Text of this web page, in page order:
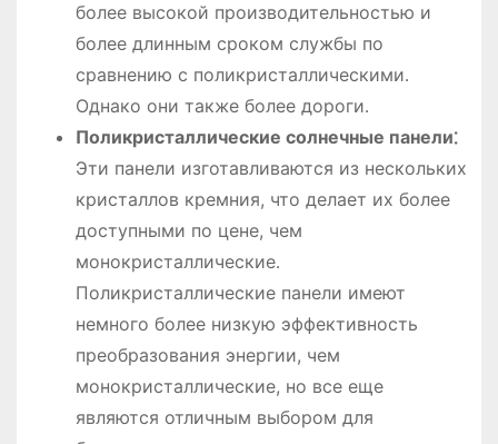
более высокой производительностью и
более длинным сроком службы по
сравнению с поликристаллическими․
Однако они также более дороги․
Поликристаллические солнечные панели⁚
Эти панели изготавливаются из нескольких
кристаллов кремния, что делает их более
доступными по цене, чем
монокристаллические․
Поликристаллические панели имеют
немного более низкую эффективность
преобразования энергии, чем
монокристаллические, но все еще
являются отличным выбором для